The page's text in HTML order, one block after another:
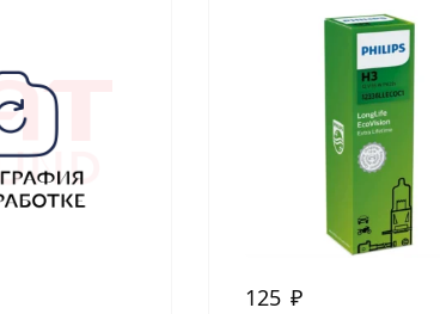
125 ₽